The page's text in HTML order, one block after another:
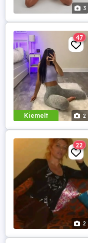
3
Kiemelt 2
47
2
22